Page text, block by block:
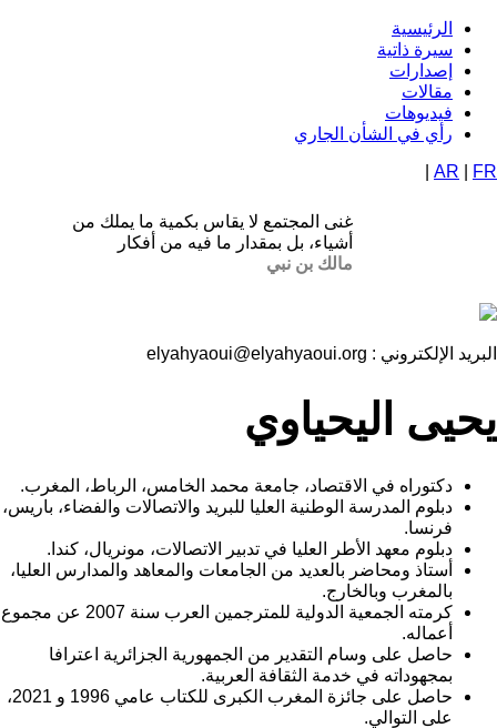
تجاوز
المحتوى
الرئيسي
Navigation
principale
الرئيسية
سيرة ذاتية
إصدارات
مقالات
فيديوهات
رأي في الشأن الجاري
AR
FR
غنى المجتمع لا يقاس بكمية ما يملك من
أشياء، بل بمقدار ما فيه من أفكار
مالك بن نبي
البريد الإلكتروني : elyahyaoui@elyahyaoui.org
يحيى اليحياوي
دكتوراه في الاقتصاد، جامعة محمد الخامس، الرباط، المغرب.
دبلوم المدرسة الوطنية العليا للبريد والاتصالات والفضاء، باريس،
فرنسا.
دبلوم معهد الأطر العليا في تدبير الاتصالات، مونريال، كندا.
أستاذ ومحاضر بالعديد من الجامعات والمعاهد والمدارس العليا،
بالمغرب وبالخارج.
كرمته الجمعية الدولية للمترجمين العرب سنة 2007 عن مجموع
أعماله.
حاصل على وسام التقدير من الجمهورية الجزائرية اعترافا
بمجهوداته في خدمة الثقافة العربية.
حاصل على جائزة المغرب الكبرى للكتاب عامي 1996 و 2021،
على التوالي.